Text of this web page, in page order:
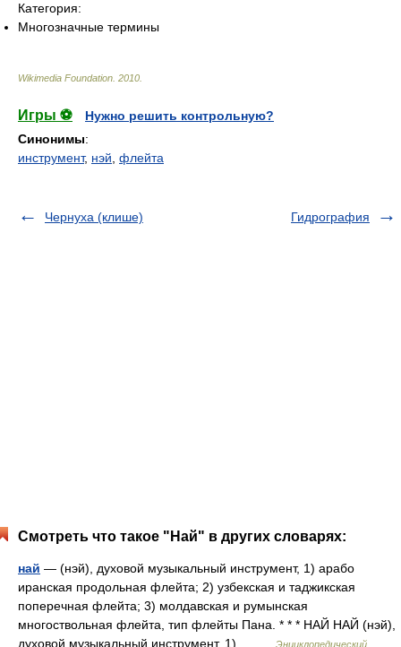
Категория:
Многозначные термины
Wikimedia Foundation 2010
Игры ⚽
Нужно решить контрольную?
Синонимы:
инструмент, нэй флейта
Чернуха (клише) Гидрография
Смотреть что такое "Най" в других словарях:
най — (нэй), духовой музыкальный инструмент, 1) арабо
иранская продольная флейта; 2) узбекская и таджикская
поперечная флейта; 3) молдавская и румынская
многоствольная флейта, тип флейты Пана. * * * НАЙ НАЙ (нэй),
духовой музыкальный инструмент, 1)… …
Энциклопедический